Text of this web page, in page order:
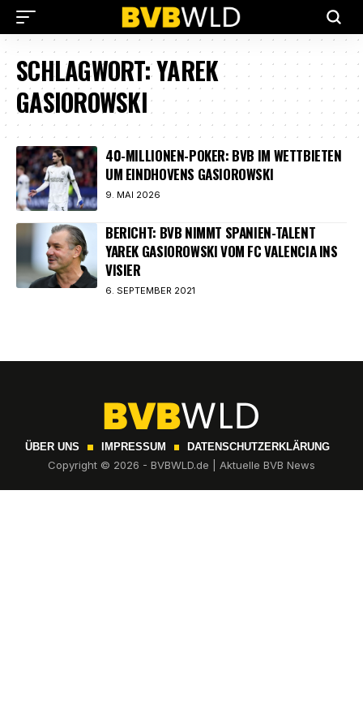
SCHLAGWORT:YAREK
GASIOROWSKI
40-MILLIONEN-POKER: BVB IM WETTBIETEN
UM EINDHOVENS GASIOROWSKI
9. MAI 2026
BERICHT: BVB NIMMT SPANIEN-TALENT
YAREK GASIOROWSKI VOM FC VALENCIA INS
VISIER
6. SEPTEMBER 2021
ÜBER UNS IMPRESSUM DATENSCHUTZERKLÄRUNG
Copyright © 2026 - BVBWLD.de | Aktuelle BVB News